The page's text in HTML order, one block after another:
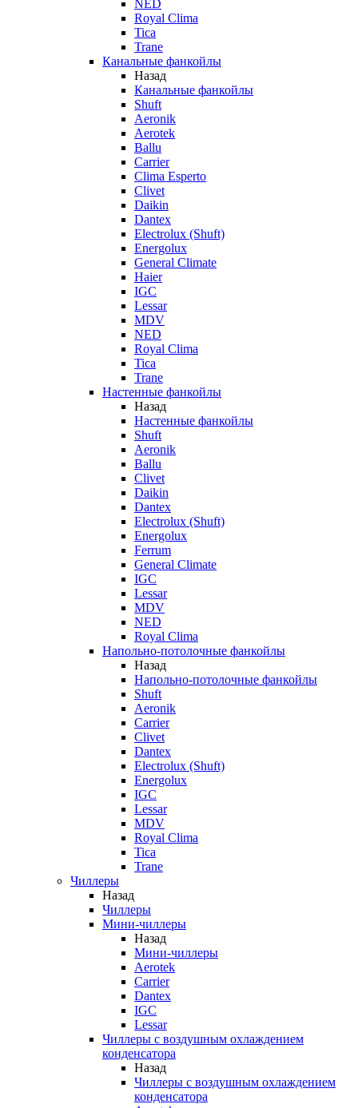
NED
Royal Clima
Tica
Trane
Канальные фанкойлы
Назад
Канальные фанкойлы
Shuft
Aeronik
Aerotek
Ballu
Carrier
Clima Esperto
Clivet
Daikin
Dantex
Electrolux (Shuft)
Energolux
General Climate
Haier
IGC
Lessar
MDV
NED
Royal Clima
Tica
Trane
Настенные фанкойлы
Назад
Настенные фанкойлы
Shuft
Aeronik
Ballu
Clivet
Daikin
Dantex
Electrolux (Shuft)
Energolux
Ferrum
General Climate
IGC
Lessar
MDV
NED
Royal Clima
Напольно-потолочные фанкойлы
Назад
Напольно-потолочные фанкойлы
Shuft
Aeronik
Carrier
Clivet
Dantex
Electrolux (Shuft)
Energolux
IGC
Lessar
MDV
Royal Clima
Tica
Trane
Чиллеры
Назад
Чиллеры
Мини-чиллеры
Назад
Мини-чиллеры
Aerotek
Carrier
Dantex
IGC
Lessar
Чиллеры с воздушным охлаждением
конденсатора
Назад
Чиллеры с воздушным охлаждением
конденсатора